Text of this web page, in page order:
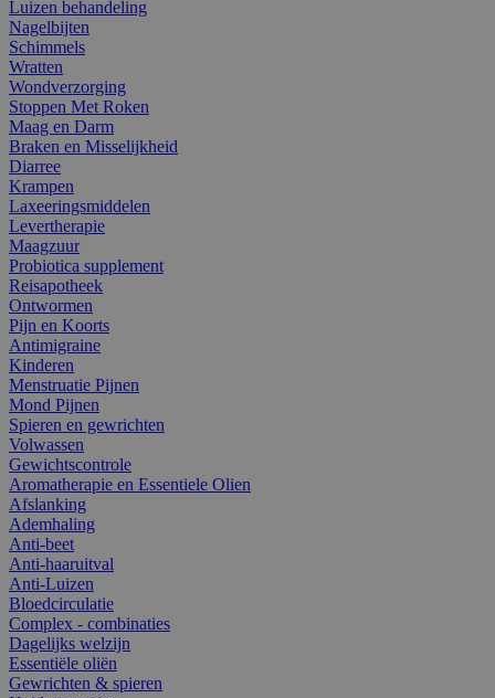
Luizen behandeling
Nagelbijten
Schimmels
Wratten
Wondverzorging
Stoppen Met Roken
Maag en Darm
Braken en Misselijkheid
Diarree
Krampen
Laxeeringsmiddelen
Levertherapie
Maagzuur
Probiotica supplement
Reisapotheek
Ontwormen
Pijn en Koorts
Antimigraine
Kinderen
Menstruatie Pijnen
Mond Pijnen
Spieren en gewrichten
Volwassen
Gewichtscontrole
Aromatherapie en Essentiele Olien
Afslanking
Ademhaling
Anti-beet
Anti-haaruitval
Anti-Luizen
Bloedcirculatie
Complex - combinaties
Dagelijks welzijn
Essentiële oliën
Gewrichten & spieren